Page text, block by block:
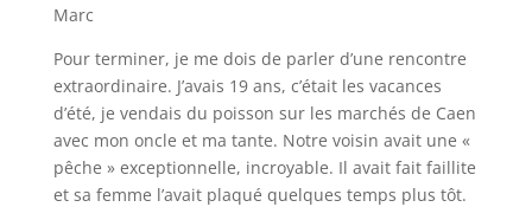
Marc
Pour terminer, je me dois de parler d’une rencontre
extraordinaire. J’avais 19 ans, c’était les vacances
d’été, je vendais du poisson sur les marchés de Caen
avec mon oncle et ma tante. Notre voisin avait une «
pêche » exceptionnelle, incroyable. Il avait fait faillite
et sa femme l’avait plaqué quelques temps plus tôt.